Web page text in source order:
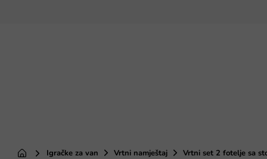
Igračke za van Vrtni namještaj Vrtni set 2 fotelje sa